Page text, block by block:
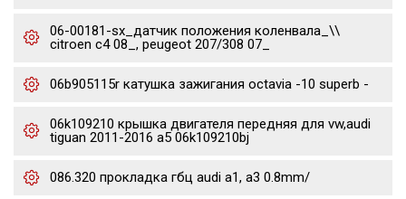
06-00181-sx_датчик положения коленвала_\\
citroen c4 08_, peugeot 207/308 07_
06b905115r катушка зажигания octavia -10 superb -
06k109210 крышка двигателя передняя для vw,audi
tiguan 2011-2016 a5 06k109210bj
086.320 прокладка гбц audi a1, a3 0.8mm/